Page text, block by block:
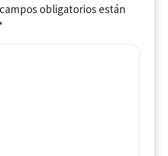
obligatorios están